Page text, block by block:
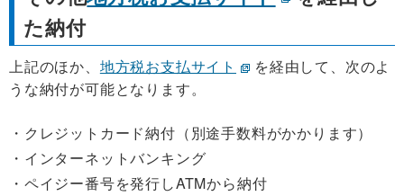
た納付
上記のほか、 地方税お支払サイト
を経由して、次のよ
うな納付が可能となります。
クレジットカード納付（別途手数料がかかります）
インターネットバンキング
ペイジー番号を発行しATMから納付